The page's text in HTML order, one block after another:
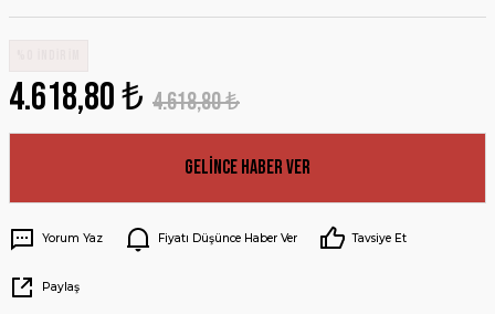
4.618,80 ₺ 4.618,80 ₺
Gelince Haber Ver
Yorum Yaz Fiyatı Düşünce Haber Ver Tavsiye Et
Paylaş